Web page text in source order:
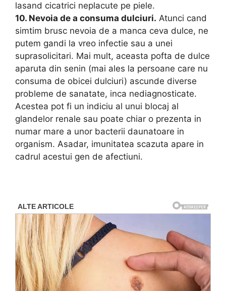
lasand cicatrici neplacute pe piele.
10. Nevoia de a consuma dulciuri. Atunci cand
simtim brusc nevoia de a manca ceva dulce, ne
putem gandi la vreo infectie sau a unei
suprasolicitari. Mai mult, aceasta pofta de dulce
aparuta din senin (mai ales la persoane care nu
consuma de obicei dulciuri) ascunde diverse
probleme de sanatate, inca nediagnosticate.
Acestea pot fi un indiciu al unui blocaj al
glandelor renale sau poate chiar o prezenta in
numar mare a unor bacterii daunatoare in
organism. Asadar, imunitatea scazuta apare in
cadrul acestui gen de afectiuni.